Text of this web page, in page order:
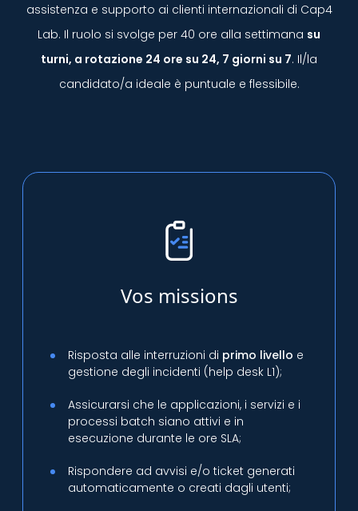
assistenza e supporto ai clienti internazionali di Cap4
Lab. Il ruolo si svolge per 40 ore alla settimana su
turni, a rotazione 24 ore su 24, 7 giorni su 7. Il/la
candidato/a ideale è puntuale e flessibile.
Vos missions
Risposta alle interruzioni di primo livello e
gestione degli incidenti (help desk L1);
Assicurarsi che le applicazioni, i servizi e i
processi batch siano attivi e in
esecuzione durante le ore SLA;
Rispondere ad avvisi e/o ticket generati
automaticamente o creati dagli utenti;